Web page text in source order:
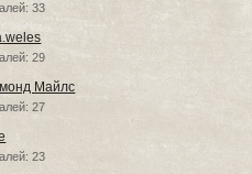
33
29
Майлс
27
23